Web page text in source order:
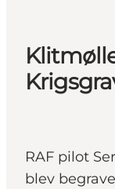
RAF pilot
blev